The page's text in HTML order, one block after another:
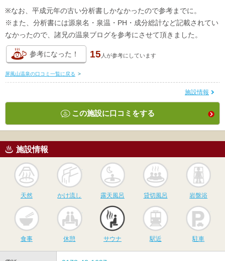
※なお、平成元年の古い分析書しかなかったので参考までに。
※また、分析書には源泉名・泉温・PH・成分総計など記載されてい
なかったので、諸兄の温泉ブログを参考にさせて頂きました。
参考になった！ 15 人が参考にしています
屏風山温泉の口コミ一覧に戻る >
施設情報
この施設に口コミをする
施設情報
天然
かけ流し
かけ流し
露天風呂
露天風呂
貸切風呂
貸切風呂 岩盤浴
食事 休憩
サウナ
サウナ 駅近 駐車